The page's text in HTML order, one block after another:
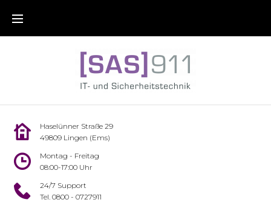
Haselünner Straße 29
49809 Lingen (Ems)
Montag - Freitag
08:00-17:00 Uhr
24/7 Support
Tel. 0800 - 0727911